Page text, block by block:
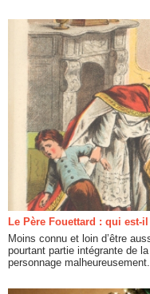
Le Père Fouettard : qui est-
Moins connu et loin d’être
pourtant partie intégrante de
personnage malheureusement...